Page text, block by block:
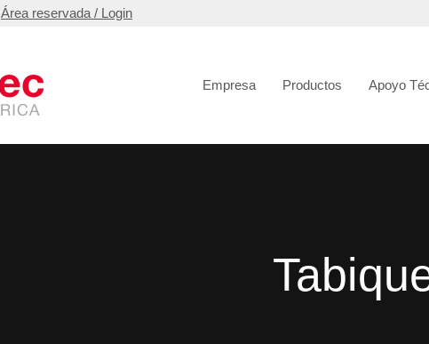
Área reservada / Login
Empresa Productos Apoyo